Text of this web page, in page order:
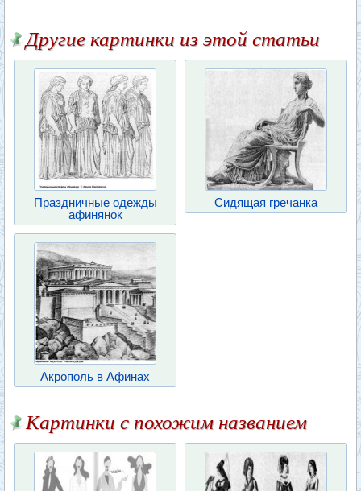
Другие картинки из этой статьи
Праздничные одежды
афинянок
Сидящая гречанка
Акрополь в Афинах
Картинки с похожим названием